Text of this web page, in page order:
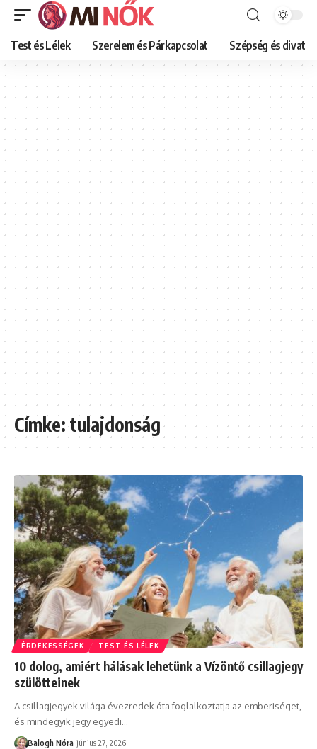
Test és Lélek Szerelem és Párkapcsolat Szépség és divat
Címke:tulajdonság
ÉRDEKESSÉGEK TEST ÉS LÉLEK
10 dolog, amiért hálásak lehetünk a Vízöntő csillagjegy
szülötteinek
A csillagjegyek világa évezredek óta foglalkoztatja az emberiséget,
és mindegyik jegy egyedi…
Balogh Nóra június 27, 2026